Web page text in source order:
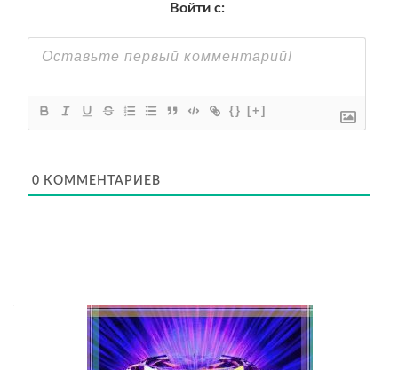
Войти с:
{} [+]
0 КОММЕНТАРИЕВ